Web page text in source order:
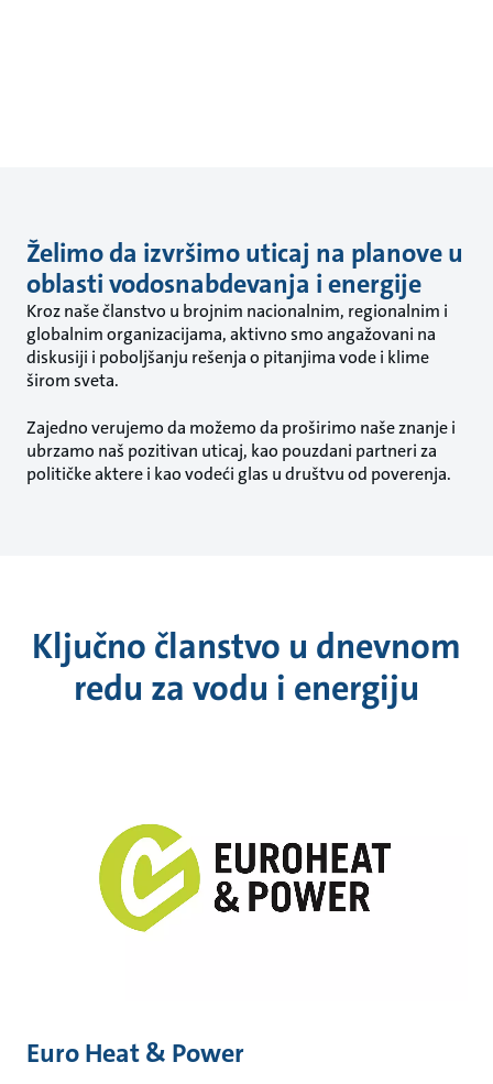
Želimo da izvršimo uticaj na planove u
oblasti vodosnabdevanja i energije
Kroz naše članstvo u brojnim nacionalnim, regionalnim i
globalnim organizacijama, aktivno smo angažovani na
diskusiji i poboljšanju rešenja o pitanjima vode i klime
širom sveta.
Zajedno verujemo da možemo da proširimo naše znanje i
ubrzamo naš pozitivan uticaj, kao pouzdani partneri za
političke aktere i kao vodeći glas u društvu od poverenja.
Ključno članstvo u dnevnom
redu za vodu i energiju
Euro Heat & Power